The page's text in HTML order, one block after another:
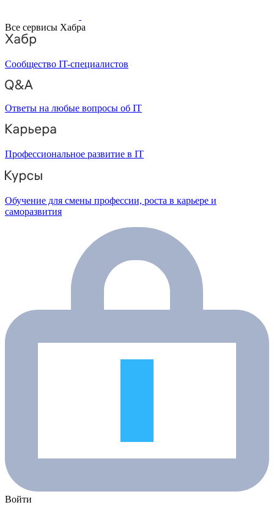
Все сервисы Хабра
Сообщество IT-специалистов
Ответы на любые вопросы об IT
Профессиональное развитие в IT
Обучение для смены профессии, роста в карьере и
саморазвития
Войти